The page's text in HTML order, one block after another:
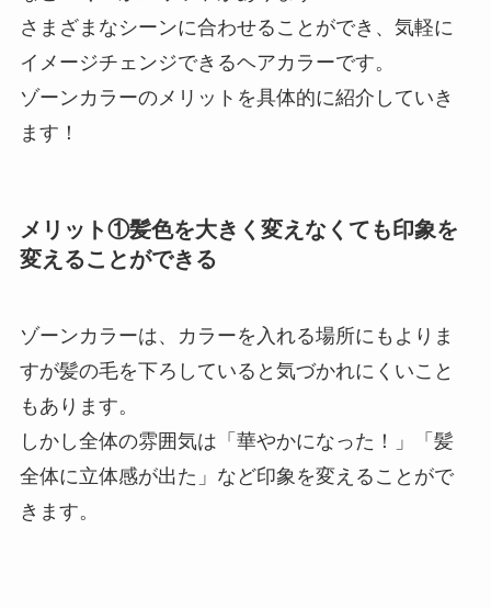
さまざまなシーンに合わせることができ、気軽に
イメージチェンジできるヘアカラーです。
ゾーンカラーのメリットを具体的に紹介していき
ます！
メリット①髪色を大きく変えなくても印象を
変えることができる
ゾーンカラーは、カラーを入れる場所にもよりま
すが髪の毛を下ろしていると気づかれにくいこと
もあります。
しかし全体の雰囲気は「華やかになった！」「髪
全体に立体感が出た」など印象を変えることがで
きます。